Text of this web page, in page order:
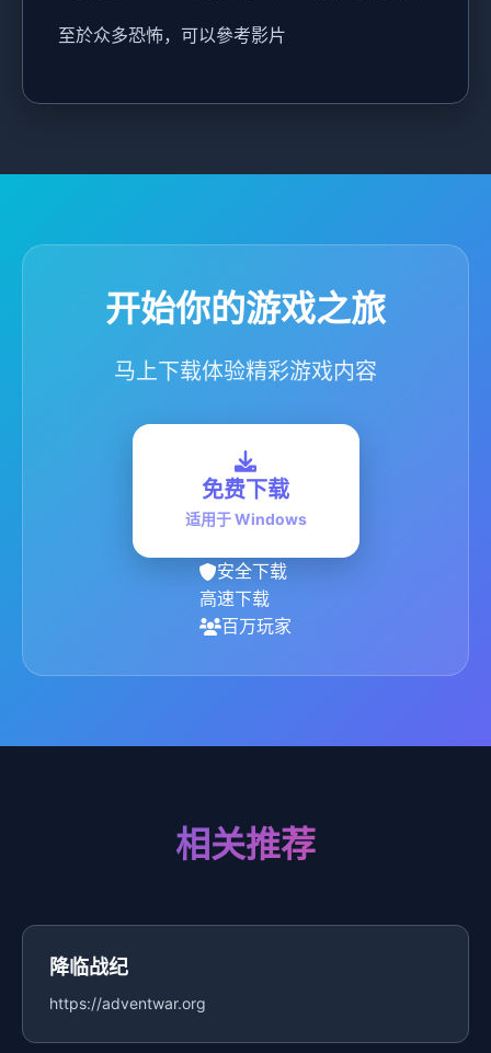
至於众多恐怖，可以參考影片
开始你的游戏之旅
马上下载体验精彩游戏内容
免费下载
适用于 Windows
安全下载
高速下载
百万玩家
相关推荐
降临战纪
https://adventwar.org